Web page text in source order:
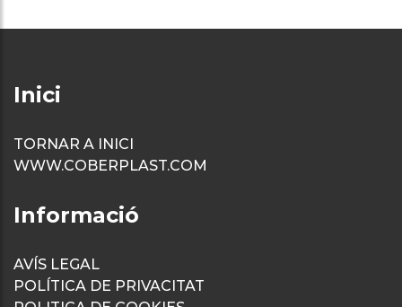
Inici
TORNAR A INICI
WWW.COBERPLAST.COM
Informació
AVÍS LEGAL
POLÍTICA DE PRIVACITAT